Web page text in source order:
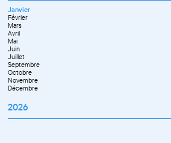
Septembre
Octobre
Novembre
Décembre
Mars
Avril
Mai
Juin
Juillet
Septembre
Novembre
Décembre
Janvier
Février
Mars
Avril
Mai
Juin
Juillet
Septembre
Octobre
Novembre
Décembre
2026